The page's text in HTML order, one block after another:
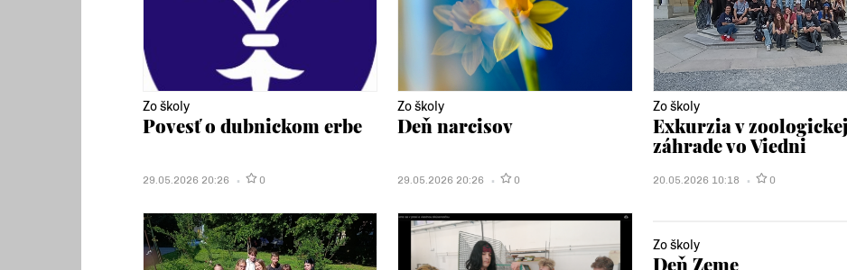
Zo školy
Povesť o dubnickom erbe
29.05.2026 20:26 0
Zo školy
Deň narcisov
29.05.2026 20:26 0
Zo školy
Exkurzia v zoologickej
záhrade vo Viedni
20.05.2026 10:18 0
Zo školy
Deň Zeme